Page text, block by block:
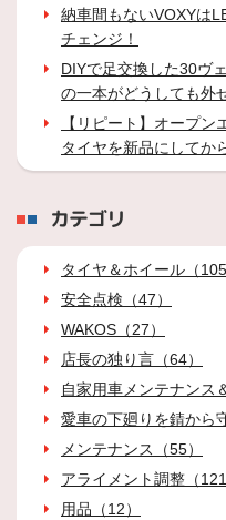
納車間もないVOXYは
チェンジ！
DIYで足交換した30ヴ
の一本がどうしても外
【リピート】オープ
タイヤを新品にしてか
カテゴリ
タイヤ＆ホイール（105
安全点検（47）
WAKOS（27）
店長の独り言（64）
自家用車メンテナンス
愛車の下廻りを錆から
メンテナンス（55）
アライメント調整（121
用品（12）